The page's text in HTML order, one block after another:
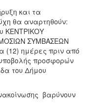
και τα
θα αναρτηθούν:
ΚΕΝΤΡΙΚΟΥ
ΣΥΜΒΑΣΕΩΝ
(12) ημέρες πριν από
προσφορών
του Δήμου
βαρύνουν